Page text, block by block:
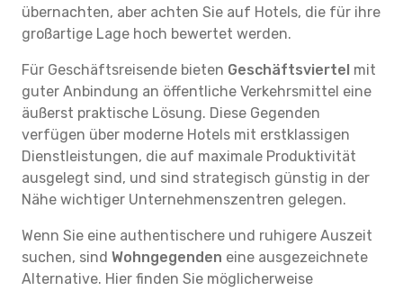
übernachten, aber achten Sie auf Hotels, die für ihre
großartige Lage hoch bewertet werden.
Für Geschäftsreisende bieten Geschäftsviertel mit
guter Anbindung an öffentliche Verkehrsmittel eine
äußerst praktische Lösung. Diese Gegenden
verfügen über moderne Hotels mit erstklassigen
Dienstleistungen, die auf maximale Produktivität
ausgelegt sind, und sind strategisch günstig in der
Nähe wichtiger Unternehmenszentren gelegen.
Wenn Sie eine authentischere und ruhigere Auszeit
suchen, sind Wohngegenden eine ausgezeichnete
Alternative. Hier finden Sie möglicherweise